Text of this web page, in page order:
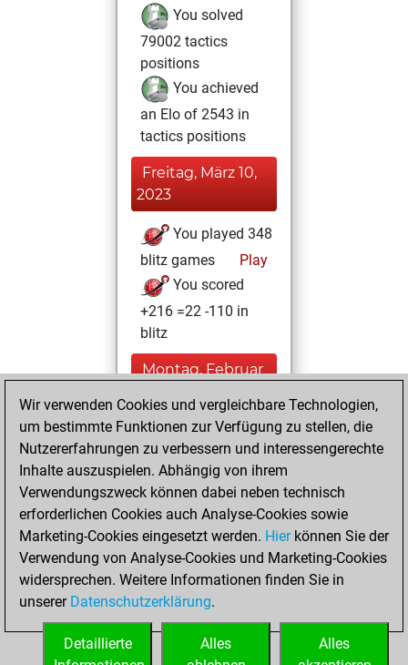
You solved
79002 tactics
positions
You achieved
an Elo of 2543 in
tactics positions
Freitag, März 10,
2023
You played 348
blitz games
Play
You scored
+216 =22 -110 in
blitz
Montag, Februar
You played 52
bullet games
Play
You scored +33
=2 -17 in bullet
Mittwoch, März
25, 2020
You had a best
sprint of 97 positions
Tactics
Wir verwenden Cookies und vergleichbare Technologien,
um bestimmte Funktionen zur Verfügung zu stellen, die
Nutzererfahrungen zu verbessern und interessengerechte
Inhalte auszuspielen. Abhängig von ihrem
Verwendungszweck können dabei neben technisch
erforderlichen Cookies auch Analyse-Cookies sowie
Marketing-Cookies eingesetzt werden. Hierkönnen Sie der
Verwendung von Analyse-Cookies und Marketing-Cookies
widersprechen. Weitere Informationen finden Sie in
unserer Datenschutzerklärung.
Alles
Alles
Detaillierte